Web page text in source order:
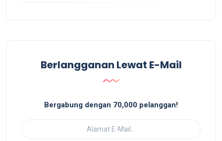
Berlangganan Lewat E-Mail
Bergabung dengan 70,000 pelanggan!